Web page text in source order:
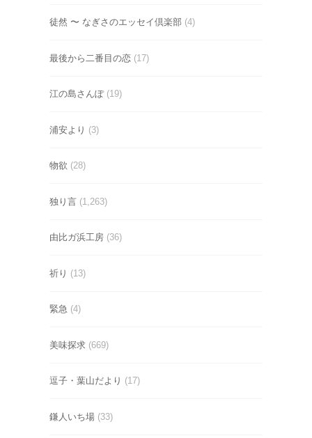
徒然 〜 なぎさのエッセイ倶楽部 (4)
最後から二番目の恋 (17)
江の島さんぽ(19)
浦安より (3)
物欲 (28)
独り言 (1,263)
由比ガ浜工房 (36)
祈り (13)
緊急 (4)
美味探求 (669)
逗子・葉山だより (17)
鎌人いち場 (33)